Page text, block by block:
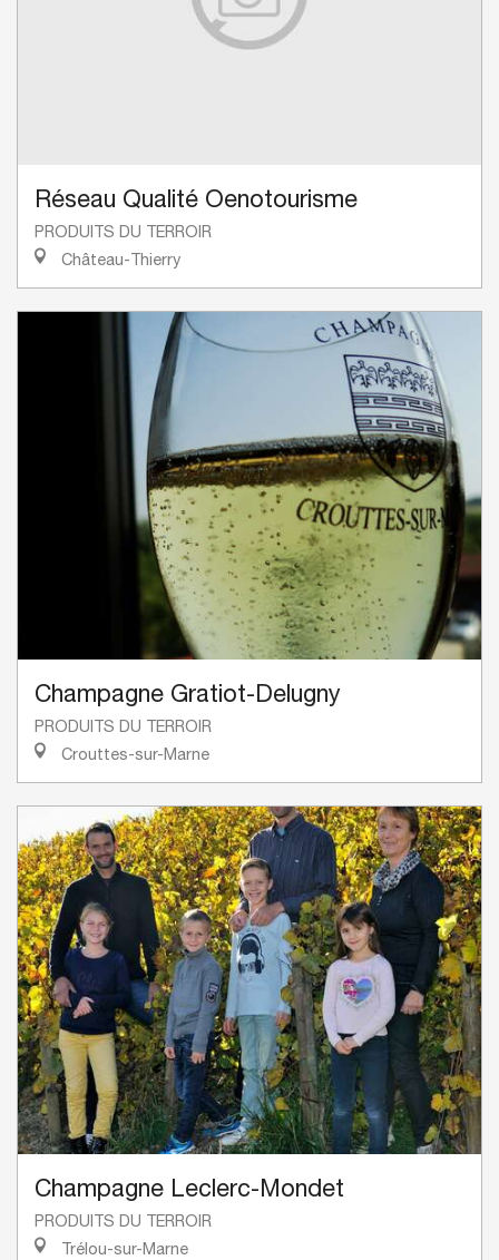
Réseau Qualité Oenotourisme
PRODUITS DU TERROIR
Château-Thierry
Champagne Gratiot-Delugny
PRODUITS DU TERROIR
Crouttes-sur-Marne
Champagne Leclerc-Mondet
PRODUITS DU TERROIR
Trélou-sur-Marne